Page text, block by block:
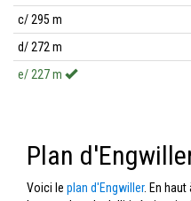
c/ 295 m
d/ 272 m
e/ 227 m
Plan
Voici le plan d'Engwiller. En haut